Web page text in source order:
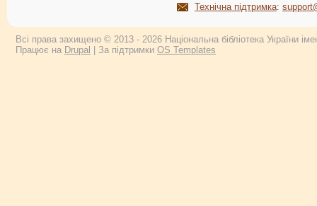
Технічна підтримка:
Всі права захищено © 2013 - 2026 Національна бібліотека України
Працює на Drupal | За підтримки OS Templates